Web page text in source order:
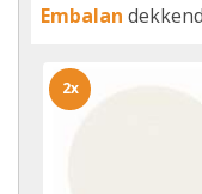
Embalan
2x